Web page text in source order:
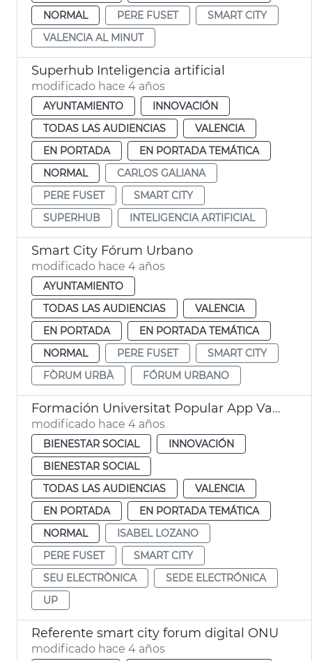
NORMAL
PERE FUSET
SMART CITY
VALENCIA AL MINUT
Superhub Inteligencia artificial
modificado hace 4 años
AYUNTAMIENTO
INNOVACIÓN
TODAS LAS AUDIENCIAS
VALENCIA
EN PORTADA
EN PORTADA TEMÁTICA
NORMAL
CARLOS GALIANA
PERE FUSET
SMART CITY
SUPERHUB
INTELIGENCIA ARTIFICIAL
Smart City Fórum Urbano
modificado hace 4 años
AYUNTAMIENTO
TODAS LAS AUDIENCIAS
VALENCIA
EN PORTADA
EN PORTADA TEMÁTICA
NORMAL
PERE FUSET
SMART CITY
FÒRUM URBÀ
FÓRUM URBANO
Formación Universitat Popular App València y sede electrónica
modificado hace 4 años
BIENESTAR SOCIAL
INNOVACIÓN
BIENESTAR SOCIAL
TODAS LAS AUDIENCIAS
VALENCIA
EN PORTADA
EN PORTADA TEMÁTICA
NORMAL
ISABEL LOZANO
PERE FUSET
SMART CITY
SEU ELECTRÒNICA
SEDE ELECTRÓNICA
UP
Referente smart city forum digital ONU
modificado hace 4 años